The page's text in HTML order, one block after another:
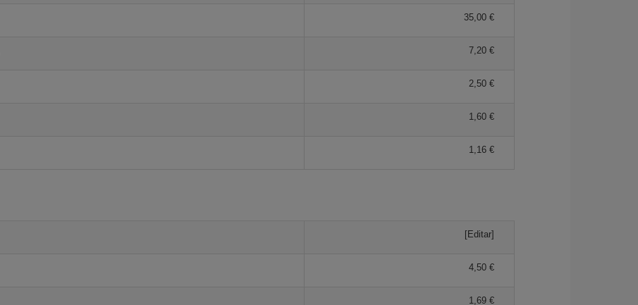
35,00 €
7,20 €
2,50 €
1,60 €
1,16 €
[Editar]
4,50 €
1,69 €